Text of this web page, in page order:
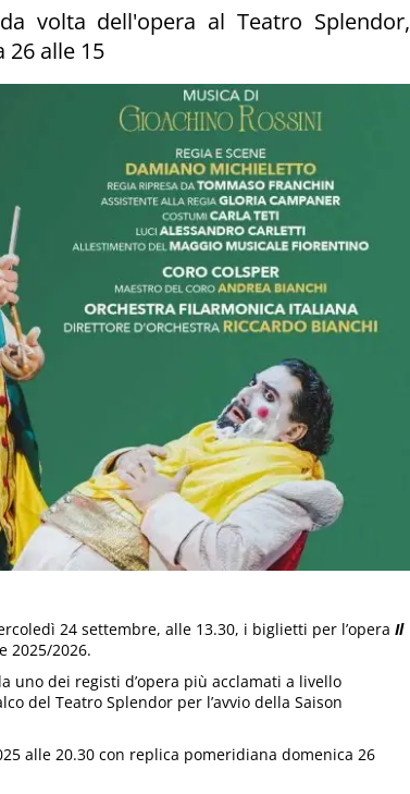
volta dell'opera al Teatro Splendor,
26 alle 15
24 settembre, alle 13.30, i biglietti per l’opera Il
2025/2026.
uno dei registi d’opera più acclamati a livello
del Teatro Splendor per l’avvio della Saison
alle 20.30 con replica pomeridiana domenica 26